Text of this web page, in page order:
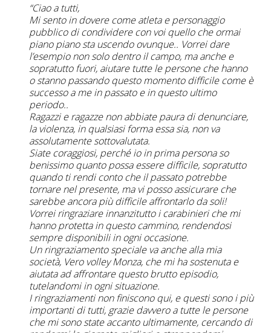
“Ciao a tutti,
Mi sento in dovere come atleta e personaggio
pubblico di condividere con voi quello che ormai
piano piano sta uscendo ovunque.. Vorrei dare
l’esempio non solo dentro il campo, ma anche e
sopratutto fuori, aiutare tutte le persone che hanno
o stanno passando questo momento difficile come è
successo a me in passato e in questo ultimo
periodo..
Ragazzi e ragazze non abbiate paura di denunciare,
la violenza, in qualsiasi forma essa sia, non va
assolutamente sottovalutata.
Siate coraggiosi, perché io in prima persona so
benissimo quanto possa essere difficile, sopratutto
quando ti rendi conto che il passato potrebbe
tornare nel presente, ma vi posso assicurare che
sarebbe ancora più difficile affrontarlo da soli!
Vorrei ringraziare innanzitutto i carabinieri che mi
hanno protetta in questo cammino, rendendosi
sempre disponibili in ogni occasione.
Un ringraziamento speciale va anche alla mia
società, Vero volley Monza, che mi ha sostenuta e
aiutata ad affrontare questo brutto episodio,
tutelandomi in ogni situazione.
I ringraziamenti non finiscono qui, e questi sono i più
importanti di tutti, grazie davvero a tutte le persone
che mi sono state accanto ultimamente, cercando di